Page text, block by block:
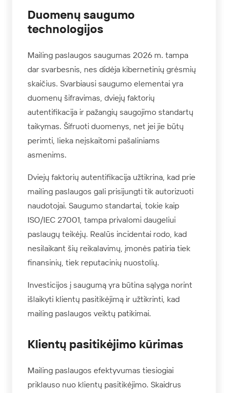
Duomenų saugumo
technologijos
Mailing paslaugos saugumas 2026 m. tampa
dar svarbesnis, nes didėja kibernetinių grėsmių
skaičius. Svarbiausi saugumo elementai yra
duomenų šifravimas, dviejų faktorių
autentifikacija ir pažangių saugojimo standartų
taikymas. Šifruoti duomenys, net jei jie būtų
perimti, lieka neįskaitomi pašaliniams
asmenims.
Dviejų faktorių autentifikacija užtikrina, kad prie
mailing paslaugos gali prisijungti tik autorizuoti
naudotojai. Saugumo standartai, tokie kaip
ISO/IEC 27001, tampa privalomi daugeliui
paslaugų teikėjų. Realūs incidentai rodo, kad
nesilaikant šių reikalavimų, įmonės patiria tiek
finansinių, tiek reputacinių nuostolių.
Investicijos į saugumą yra būtina sąlyga norint
išlaikyti klientų pasitikėjimą ir užtikrinti, kad
mailing paslaugos veiktų patikimai.
Klientų pasitikėjimo kūrimas
Mailing paslaugos efektyvumas tiesiogiai
priklauso nuo klientų pasitikėjimo. Skaidrus